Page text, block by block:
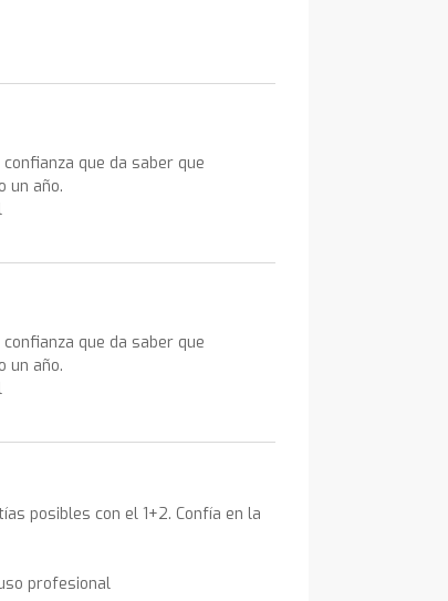
confianza que da saber que
un año.
confianza que da saber que
un año.
posibles con el 1+2. Confía en la
profesional